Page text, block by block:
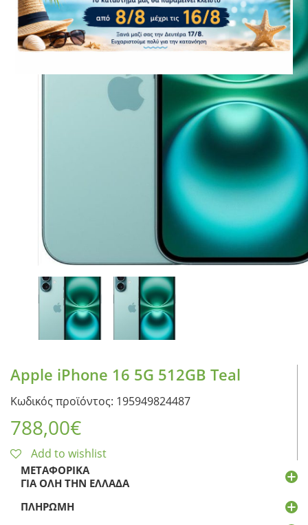
CASE FANS
LIQUID COOLERS
Apple iPhone 16 5G 512GB Teal
Κωδικός προϊόντος: 195949824487
788,00€
Add to wishlist
ΜΕΤΑΦΟΡΙΚΆ
ΓΙΑ ΌΛΗ ΤΗΝ ΕΛΛΆΔΑ
ΠΛΗΡΩΜΉ